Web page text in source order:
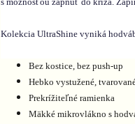
Kolekcia UltraShine vyniká
Bez kostice, bez push-up
Hebko vystužené,
Prekrížiteľné ramienka
Mäkké mikrovlákno s